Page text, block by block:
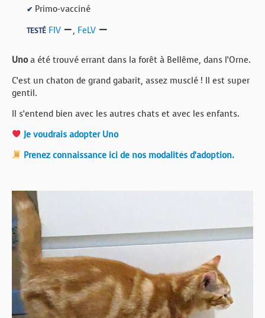
✔ Primo-vacciné
TESTÉ FIV , FeLV
Unoa été trouvé errant dans la forêt à Bellême, dans l’Orne.
C’est un chaton de grand gabarit, assez musclé ! Il est super
gentil.
Il s’entend bien avec les autres chats et avec les enfants.
Je voudrais adopter Uno
Prenez connaissance ici de nos modalités d’adoption.